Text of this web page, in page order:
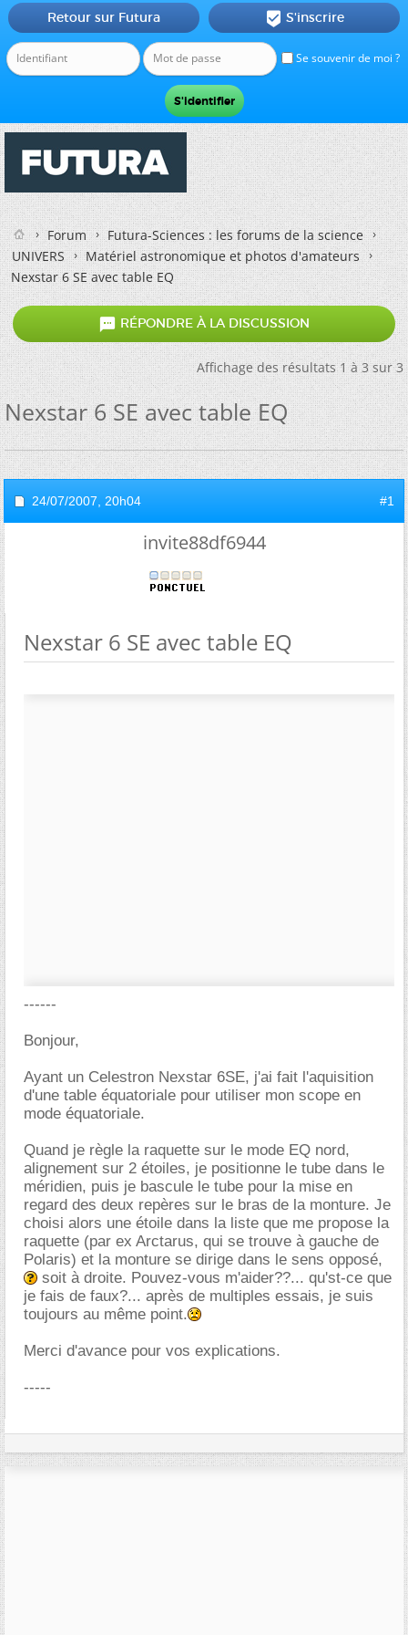
Se souvenir de moi ?
Retour sur Futura  S'inscrire
Forum
Futura-Sciences : les forums de la science
UNIVERS
Matériel astronomique et photos d'amateurs
Nexstar 6 SE avec table EQ
 RÉPONDRE À LA DISCUSSION
Affichage des résultats 1 à 3 sur 3
Nexstar 6 SE avec table EQ
24/07/2007, 20h04 #1
invite88df6944
Nexstar 6 SE avec table EQ
------
Bonjour,
Ayant un Celestron Nexstar 6SE, j'ai fait l'aquisition
d'une table équatoriale pour utiliser mon scope en
mode équatoriale.
Quand je règle la raquette sur le mode EQ nord,
alignement sur 2 étoiles, je positionne le tube dans le
méridien, puis je bascule le tube pour la mise en
regard des deux repères sur le bras de la monture. Je
choisi alors une étoile dans la liste que me propose la
raquette (par ex Arctarus, qui se trouve à gauche de
Polaris) et la monture se dirige dans le sens opposé,
soit à droite. Pouvez-vous m'aider??... qu'st-ce que
je fais de faux?... après de multiples essais, je suis
toujours au même point.
Merci d'avance pour vos explications.
-----